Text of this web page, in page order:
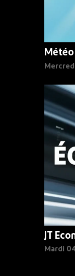
Météo
JT
Mardi